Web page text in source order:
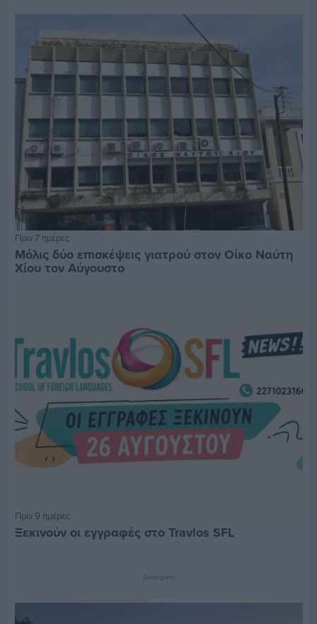
Πριν 7 ημέρες
Μόλις δύο επισκέψεις γιατρού στον Οίκο Ναύτη
Χίου τον Αύγουστο
Πριν 9 ημέρες
Ξεκινούν οι εγγραφές στο Travlos SFL
Διαφήμιση